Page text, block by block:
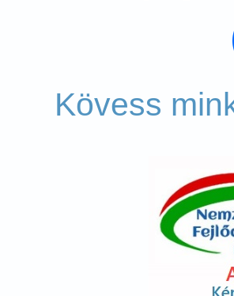
Kövess